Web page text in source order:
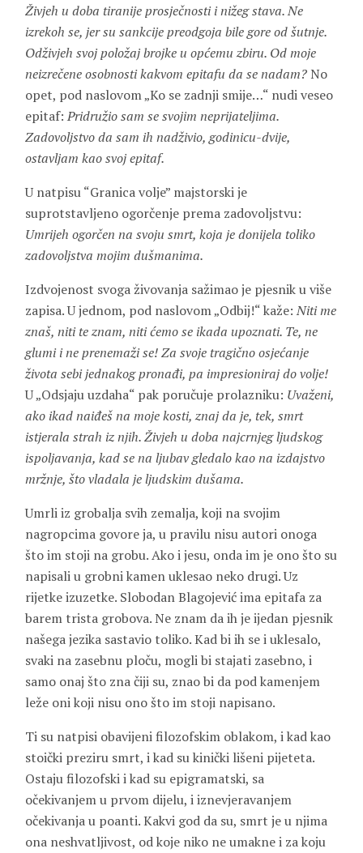
Živjeh u doba tiranije prosječnosti i nižeg stava. Ne
izrekoh se, jer su sankcije preodgoja bile gore od šutnje.
Odživjeh svoj položaj brojke u općemu zbiru. Od moje
neizrečene osobnosti kakvom epitafu da se nadam?No
opet, pod naslovom „Ko se zadnji smije…“ nudi veseo
epitaf: Pridružio sam se svojim neprijateljima.
Zadovoljstvo da sam ih nadživio, godinicu-dvije,
ostavljam kao svoj epitaf.
U natpisu “Granica volje” majstorski je
suprotstavljeno ogorčenje prema zadovoljstvu:
Umrijeh ogorčen na svoju smrt, koja je donijela toliko
zadovoljstva mojim dušmanima.
Izdvojenost svoga živovanja sažimao je pjesnik u više
zapisa. U jednom, pod naslovom „Odbij!“ kaže:Niti me
znaš, niti te znam, niti ćemo se ikada upoznati. Te, ne
glumi i ne prenemaži se! Za svoje tragično osjećanje
života sebi jednakog pronađi, pa impresioniraj do volje!
U „Odsjaju uzdaha“ pak poručuje prolazniku: Uvaženi,
ako ikad naiđeš na moje kosti, znaj da je, tek, smrt
istjerala strah iz njih. Živjeh u doba najcrnjeg ljudskog
ispoljavanja, kad se na ljubav gledalo kao na izdajstvo
mržnje, što vladala je ljudskim dušama.
Umrli iz grobalja svih zemalja, koji na svojim
nagropcima govore ja, u pravilu nisu autori onoga
što im stoji na grobu. Ako i jesu, onda im je ono što su
napisali u grobni kamen uklesao neko drugi. Uz
rijetke izuzetke. Slobodan Blagojević ima epitafa za
barem trista grobova. Ne znam da ih je ijedan pjesnik
našega jezika sastavio toliko. Kad bi ih se i uklesalo,
svaki na zasebnu ploču, mogli bi stajati zasebno, i
samo onaj što zna čiji su, znao bi da pod kamenjem
leže oni koji nisu ono što im stoji napisano.
Ti su natpisi obavijeni filozofskim oblakom, i kad kao
stoički preziru smrt, i kad su kinički lišeni pijeteta.
Ostaju filozofski i kad su epigramatski, sa
očekivanjem u prvom dijelu, i iznevjeravanjem
očekivanja u poanti. Kakvi god da su, smrt je u njima
ona neshvatljivost, od koje niko ne umakne i za koju